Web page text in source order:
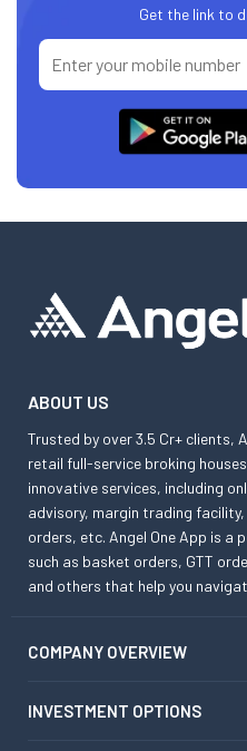
Get the link to
ABOUT US
Trusted by over 3.5 Cr+ clients,
retail full-service broking
innovative services, including
advisory, margin trading
orders, etc. Angel One App is
such as basket orders, GTT
and others that help you
COMPANY OVERVIEW
INVESTMENT OPTIONS